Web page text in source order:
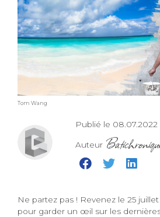
Tom Wang
Publié le 08.07.2022
Auteur
Ne partez pas ! Revenez le 25
pour garder un œil sur les